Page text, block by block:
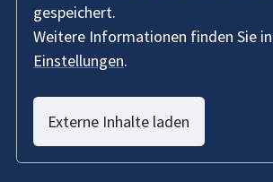
gespeichert.
Weitere Informationen finden Sie
Einstellungen.
Externe Inhalte laden